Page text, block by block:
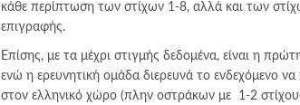
κάθε περίπτωση των στίχων 1-8, αλλά και των
επιγραφής.
Επίσης, με τα μέχρι στιγμής δεδομένα, είναι η
ενώ η ερευνητική ομάδα διερευνά το ενδεχόμενο
στον ελληνικό χώρο (πλην οστράκων με 1-2